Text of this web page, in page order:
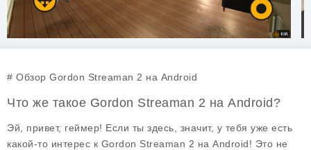
# Обзор Gordon Streaman 2 на Android
Что же такое Gordon Streaman 2 на Android?
Эй, привет, геймер! Если ты здесь, значит, у тебя уже есть
какой-то интерес к Gordon Streaman 2 на Android! Это не